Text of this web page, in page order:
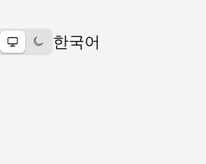
한국어